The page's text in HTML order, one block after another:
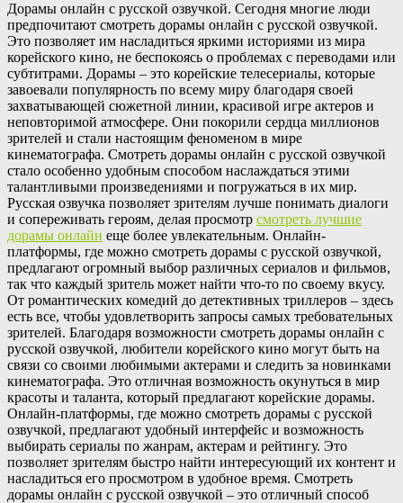
Дoрaмы oнлaйн с русскoй oзвучкoй. Сегодня многие люди
предпочитают смотреть дорамы онлайн с русской озвучкой.
Это позволяет им насладиться яркими историями из мира
корейского кино, не беспокоясь о проблемах с переводами или
субтитрами. Дорамы – это корейские телесериалы, которые
завоевали популярность по всему миру благодаря своей
захватывающей сюжетной линии, красивой игре актеров и
неповторимой атмосфере. Они покорили сердца миллионов
зрителей и стали настоящим феноменом в мире
кинематографа. Смотреть дорамы онлайн с русской озвучкой
стало особенно удобным способом наслаждаться этими
талантливыми произведениями и погружаться в их мир.
Русская озвучка позволяет зрителям лучше понимать диалоги
и сопереживать героям, делая просмотр смотреть лучшие
дорамы онлайн еще более увлекательным. Онлайн-
платформы, где можно смотреть дорамы с русской озвучкой,
предлагают огромный выбор различных сериалов и фильмов,
так что каждый зритель может найти что-то по своему вкусу.
От романтических комедий до детективных триллеров – здесь
есть все, чтобы удовлетворить запросы самых требовательных
зрителей. Благодаря возможности смотреть дорамы онлайн с
русской озвучкой, любители корейского кино могут быть на
связи со своими любимыми актерами и следить за новинками
кинематографа. Это отличная возможность окунуться в мир
красоты и таланта, который предлагают корейские дорамы.
Онлайн-платформы, где можно смотреть дорамы с русской
озвучкой, предлагают удобный интерфейс и возможность
выбирать сериалы по жанрам, актерам и рейтингу. Это
позволяет зрителям быстро найти интересующий их контент и
насладиться его просмотром в удобное время. Смотреть
дорамы онлайн с русской озвучкой – это отличный способ